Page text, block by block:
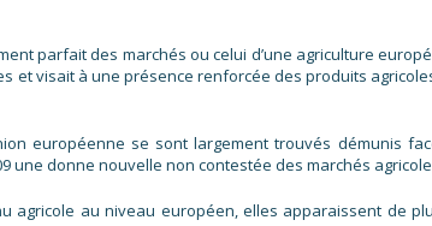
parfait des marchés ou celui d’une agriculture
et visait à une présence renforcée des produits
européenne se sont largement trouvés démunis
donne nouvelle non contestée des marchés
agricole au niveau européen, elles apparaissent de